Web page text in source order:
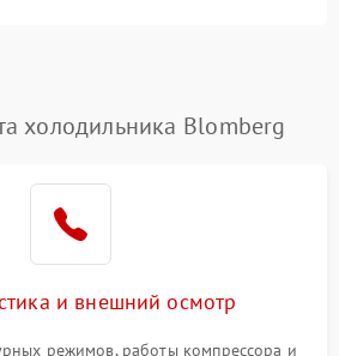
холодильника Blomberg
и внешний осмотр
режимов, работы компрессора и